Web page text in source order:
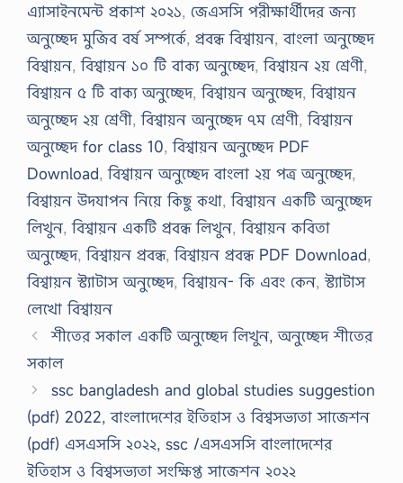
এ্যাসাইনমেন্ট প্রকাশ ২০২১, জেএসসি পরীক্ষার্থীদের জন্য
অনুচ্ছেদ মুজিব বর্ষ সম্পর্কে, প্রবন্ধ বিশ্বায়ন,বাংলা অনুচ্ছেদ
বিশ্বায়ন,বিশ্বায়ন ১০ টি বাক্য অনুচ্ছেদ,বিশ্বায়ন ২য় শ্রেণী,
বিশ্বায়ন ৫ টি বাক্য অনুচ্ছেদ,বিশ্বায়ন অনুচ্ছেদ,বিশ্বায়ন
অনুচ্ছেদ ২য় শ্রেণী,বিশ্বায়ন অনুচ্ছেদ ৭ম শ্রেণী,বিশ্বায়ন
অনুচ্ছেদ for class 10,বিশ্বায়ন অনুচ্ছেদ PDF
Download,বিশ্বায়ন অনুচ্ছেদ বাংলা ২য় পত্র অনুচ্ছেদ,
বিশ্বায়ন উদযাপন নিয়ে কিছু কথা,বিশ্বায়ন একটি অনুচ্ছেদ
লিখুন,বিশ্বায়ন একটি প্রবন্ধ লিখুন,বিশ্বায়ন কবিতা
অনুচ্ছেদ,বিশ্বায়ন প্রবন্ধ,বিশ্বায়ন প্রবন্ধ PDF Download,
বিশ্বায়ন স্ট্যাটাস অনুচ্ছেদ,বিশ্বায়ন- কি এবং কেন,স্ট্যাটাস
লেখো বিশ্বায়ন
শীতের সকাল একটি অনুচ্ছেদ লিখুন, অনুচ্ছেদ শীতের
সকাল
ssc bangladesh and global studies suggestion
(pdf) 2022, বাংলাদেশের ইতিহাস ও বিশ্বসভ্যতা সাজেশন
(pdf) এসএসসি ২০২২, ssc /এসএসসি বাংলাদেশের
ইতিহাস ও বিশ্বসভ্যতা সংক্ষিপ্ত সাজেশন ২০২২